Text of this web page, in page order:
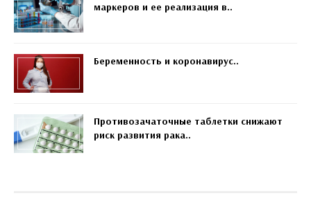
маркеров и ее реализация в..
Беременность и коронавирус..
Противозачаточные таблетки снижают
риск развития рака..